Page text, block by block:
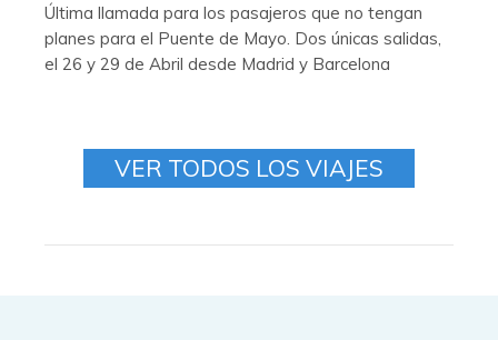
Última llamada para los pasajeros que no tengan
planes para el Puente de Mayo. Dos únicas salidas,
el 26 y 29 de Abril desde Madrid y Barcelona
VER TODOS LOS VIAJES